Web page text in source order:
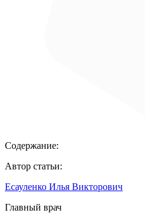
Содержание:
Автор статьи:
Есауленко Илья Викторович
Главный врач